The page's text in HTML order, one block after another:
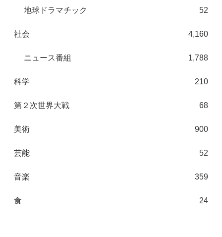
地球ドラマチック 52
社会 4,160
ニュース番組 1,788
科学 210
第２次世界大戦 68
美術 900
芸能 52
音楽 359
食 24